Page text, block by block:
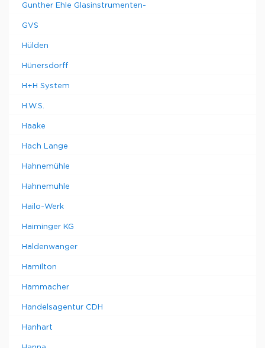
Gunther Ehle Glasinstrumenten-
GVS
Hülden
Hünersdorff
H+H System
H.W.S.
Haake
Hach Lange
Hahnemühle
Hahnemuhle
Hailo-Werk
Haiminger KG
Haldenwanger
Hamilton
Hammacher
Handelsagentur CDH
Hanhart